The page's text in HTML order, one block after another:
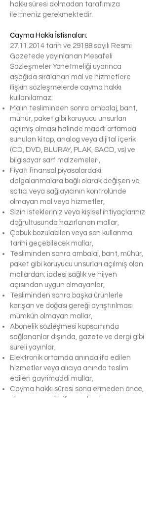
hakkı süresi dolmadan tarafımıza
iletmeniz gerekmektedir.
Cayma Hakkı İstisnaları:
27.11.2014 tarih ve 29188 sayılı Resmi
Gazetede yayınlanan Mesafeli
Sözleşmeler Yönetmeliği uyarınca
aşağıda sıralanan mal ve hizmetlere
ilişkin sözleşmelerde cayma hakkı
kullanılamaz:
Malın tesliminden sonra ambalaj, bant,
mühür, paket gibi koruyucu unsurları
açılmış olması halinde maddi ortamda
sunulan kitap, analog veya dijital içerik
(CD, DVD, BLURAY, PLAK, SACD, vs) ve
bilgisayar sarf malzemeleri,
Fiyatı finansal piyasalardaki
dalgalanmalara bağlı olarak değişen ve
satıcı veya sağlayıcının kontrolünde
olmayan mal veya hizmetler,
Sizin istekleriniz veya kişisel ihtiyaçlarınız
doğrultusunda hazırlanan mallar,
Çabuk bozulabilen veya son kullanma
tarihi geçebilecek mallar,
Tesliminden sonra ambalaj, bant, mühür,
paket gibi koruyucu unsurları açılmış olan
mallardan; iadesi sağlık ve hijyen
açısından uygun olmayanlar,
Tesliminden sonra başka ürünlerle
karışan ve doğası gereği ayrıştırılması
mümkün olmayan mallar,
Abonelik sözleşmesi kapsamında
sağlananlar dışında, gazete ve dergi gibi
süreli yayınlar,
Elektronik ortamda anında ifa edilen
hizmetler veya alıcıya anında teslim
edilen gayrimaddi mallar,
Cayma hakkı süresi sona ermeden önce,
alıcının onayı ile ifasına başlanan